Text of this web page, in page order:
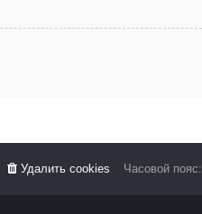
Часовой пояс:
Удалить cookies